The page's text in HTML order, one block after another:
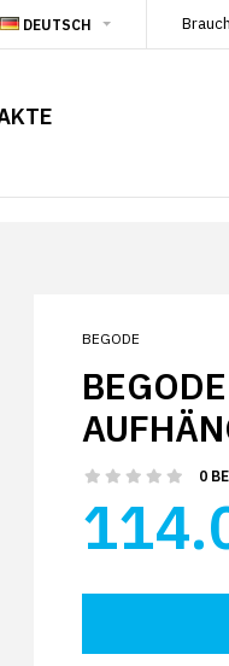
DEUTSCH
BEGODE
0